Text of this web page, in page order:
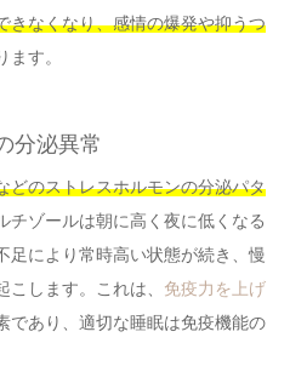
きなくなり、感情の爆発や抑うつ
ます。
分泌異常
どのストレスホルモンの分泌パタ
チゾールは朝に高く夜に低くなる
足により常時高い状態が続き、慢
します。これは、 免疫力を上げ
であり、適切な睡眠は免疫機能の